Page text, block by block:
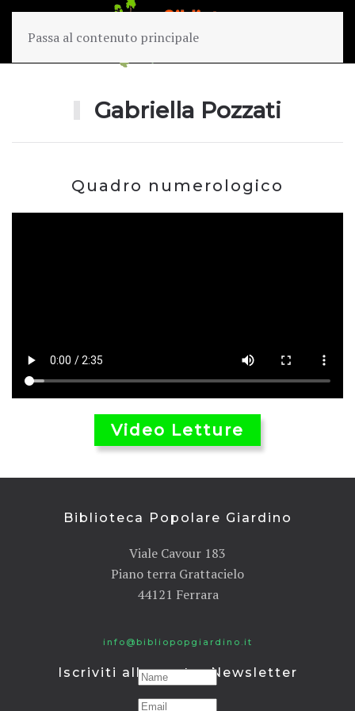
Passa al contenuto principale
Gabriella Pozzati
Quadro numerologico
Video Letture
Biblioteca Popolare Giardino
Viale Cavour 183
Piano terra Grattacielo
44121 Ferrara
info@bibliopopgiardino.it
Iscriviti alla nostra Newsletter